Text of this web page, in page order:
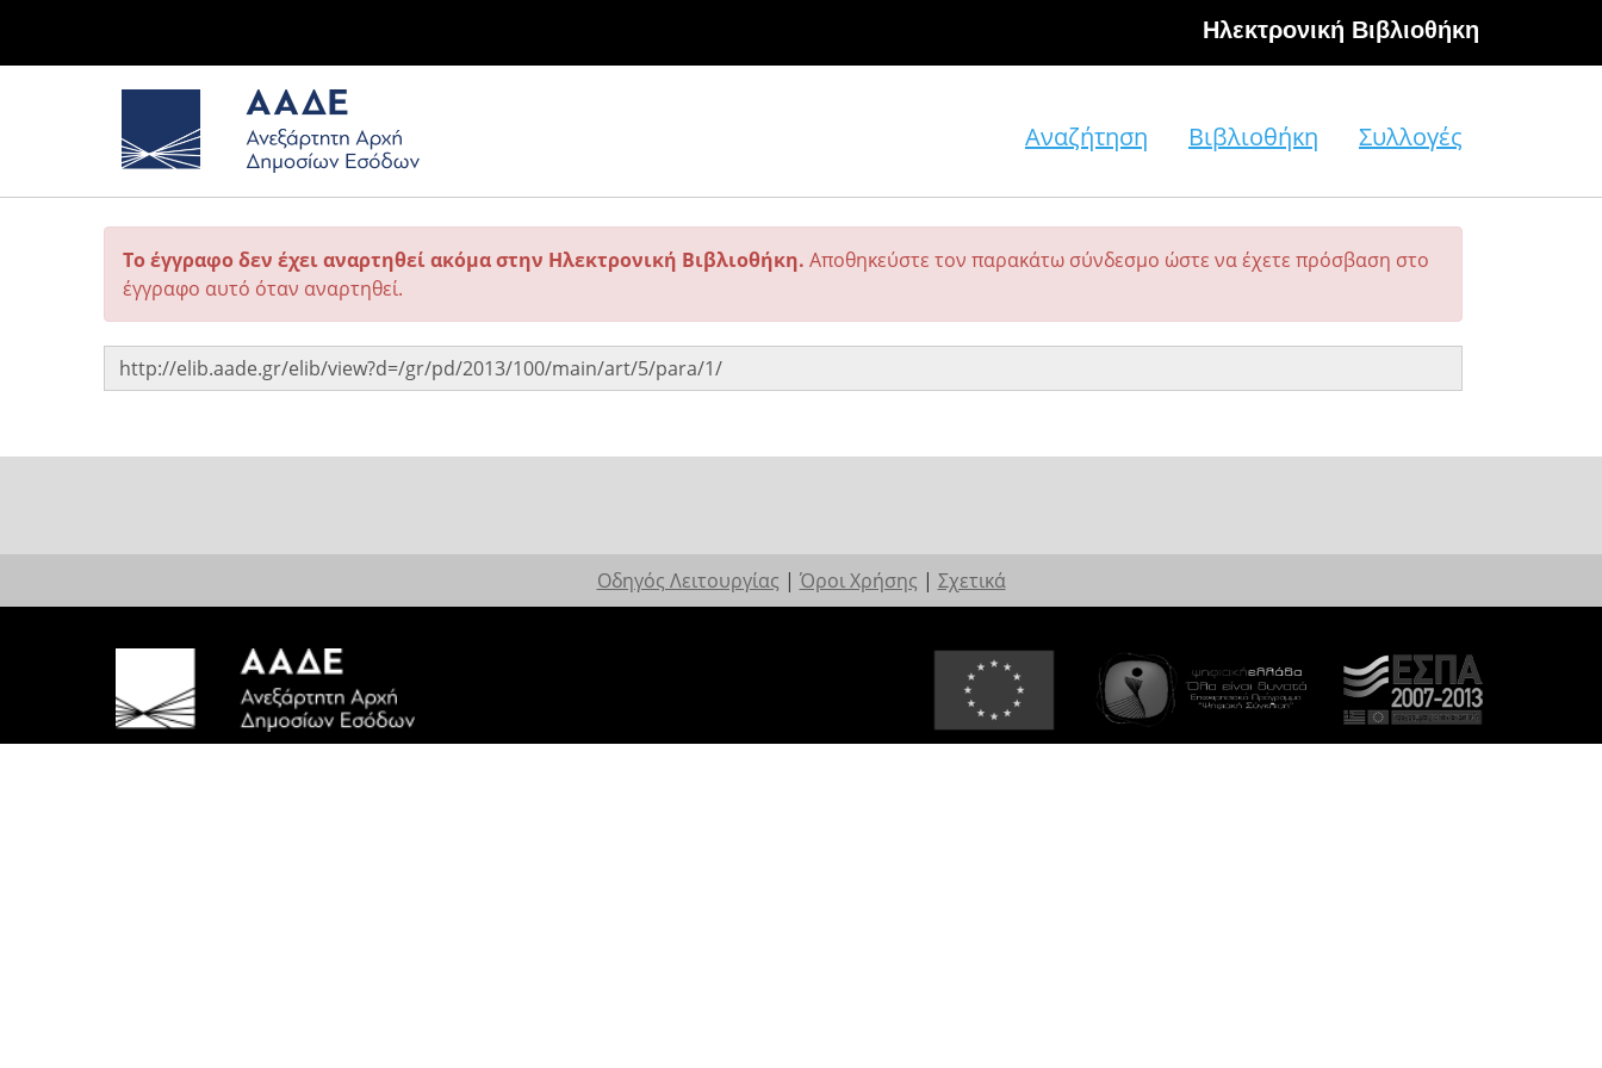
Hλεκτρονική Βιβλιοθήκη
Αναζήτηση Βιβλιοθήκη Συλλογές
Το έγγραφο δεν έχει αναρτηθεί ακόμα στην Ηλεκτρονική Βιβλιοθήκη. Αποθηκεύστε τον παρακάτω σύνδεσμο ώστε να έχετε πρόσβαση στο
έγγραφο αυτό όταν αναρτηθεί.
Οδηγός Λειτουργίας | Όροι Χρήσης | Σχετικά